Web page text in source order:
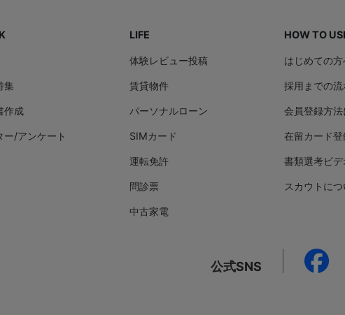
集
作成
ー/アンケート
LIFE
体験レビュー投稿
賃貸物件
パーソナルローン
SIMカード
運転免許
問診票
中古家電
HOW TO
はじめての方
採用までの流
会員登録方法
在留カード
書類選考ビ
スカウトにつ
公式SNS